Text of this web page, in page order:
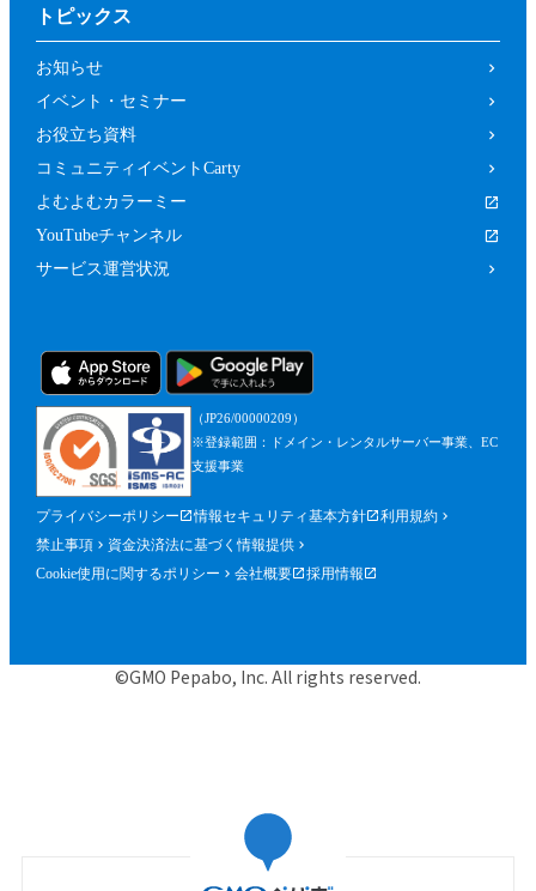
トピックス
お知らせ
イベント・セミナー
お役立ち資料
コミュニティイベントCarty
よむよむカラーミー
YouTubeチャンネル
サービス運営状況
（JP26/00000209）
※登録範囲：ドメイン・レンタルサーバー事業、EC
支援事業
プライバシーポリシー 情報セキュリティ基本方針
利用規約
禁止事項
資金決済法に基づく情報提供
Cookie使用に関するポリシー
会社概要 採用情報
©GMO Pepabo, Inc. All rights reserved.